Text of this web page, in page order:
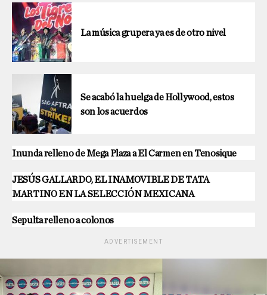
La música grupera ya es de otro nivel
Se acabó la huelga de Hollywood, estos
son los acuerdos
Inunda relleno de Mega Plaza a El Carmen en Tenosique
JESÚS GALLARDO, EL INAMOVIBLE DE TATA
MARTINO EN LA SELECCIÓN MEXICANA
Sepulta relleno a colonos
ADVERTISEMENT